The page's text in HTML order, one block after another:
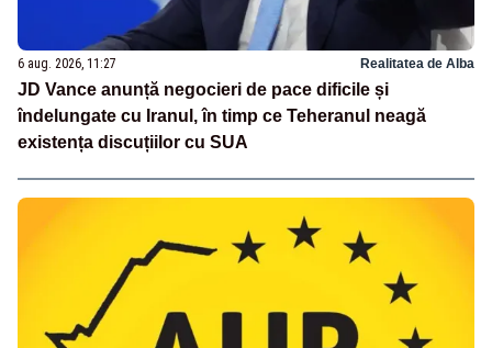
6 aug. 2026, 11:27 Realitatea de Alba
JD Vance anunță negocieri de pace dificile și
îndelungate cu Iranul, în timp ce Teheranul neagă
existența discuțiilor cu SUA